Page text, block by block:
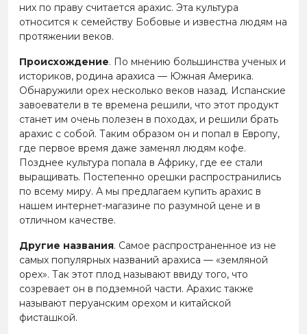
них по праву считается арахис. Эта культура
относится к семейству Бобовые и известна людям на
протяжении веков.
Происхождение. По мнению большинства ученых и
историков, родина арахиса — Южная Америка.
Обнаружили орех несколько веков назад. Испанские
завоеватели в те времена решили, что этот продукт
станет им очень полезен в походах, и решили брать
арахис с собой. Таким образом он и попал в Европу,
где первое время даже заменял людям кофе.
Позднее культура попала в Африку, где ее стали
выращивать. Постепенно орешки распространились
по всему миру. А мы предлагаем купить арахис в
нашем интернет-магазине по разумной цене и в
отличном качестве.
Другие названия. Самое распространенное из не
самых популярных названий арахиса — «земляной
орех». Так этот плод называют ввиду того, что
созревает он в подземной части. Арахис также
называют перуанским орехом и китайской
фисташкой.